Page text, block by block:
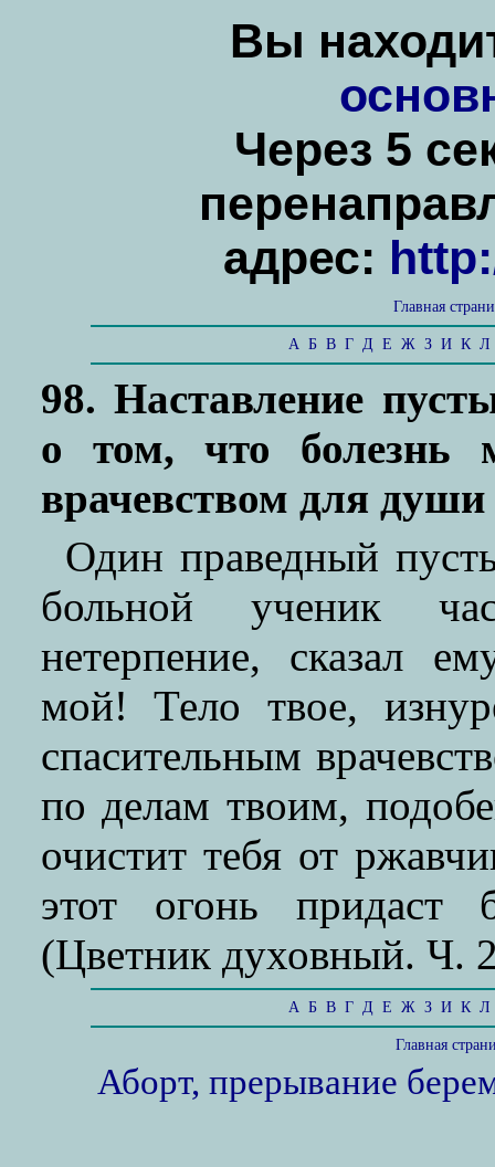
Вы
Через 5
адрес:
Главная
А Б В Г Д Е Ж З И К Л
98. Наставление
о том, что болезнь
врачевством для души
Один праведный
больной ученик
нетерпение, сказал
мой! Тело твое,
спасительным
по делам твоим,
очистит тебя от
этот огонь придаст
(Цветник духовный. Ч.
А Б В Г Д Е Ж З И К Л
Главная
Аборт, прерывание